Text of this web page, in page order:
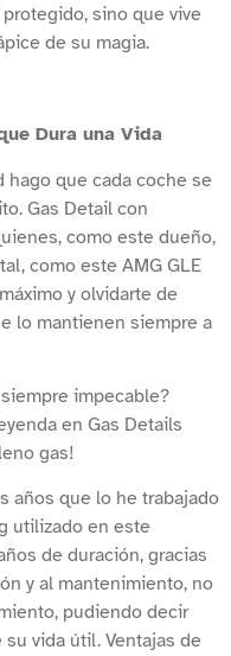
sino que vive
de su magia.
Dura una Vida
hago que cada coche se
Gas Detail con
como este dueño,
como este AMG GLE
y olvidarte de
lo mantienen siempre a
impecable?
en Gas Details
gas!
años que lo he trabajado
utilizado en este
de duración, gracias
y al mantenimiento, no
pudiendo decir
vida útil. Ventajas de